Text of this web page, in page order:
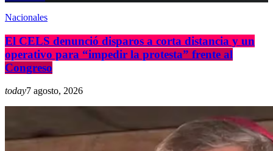
Nacionales
El CELS denunció disparos a corta distancia y un
operativo para “impedir la protesta” frente al
Congreso
today7 agosto, 2026